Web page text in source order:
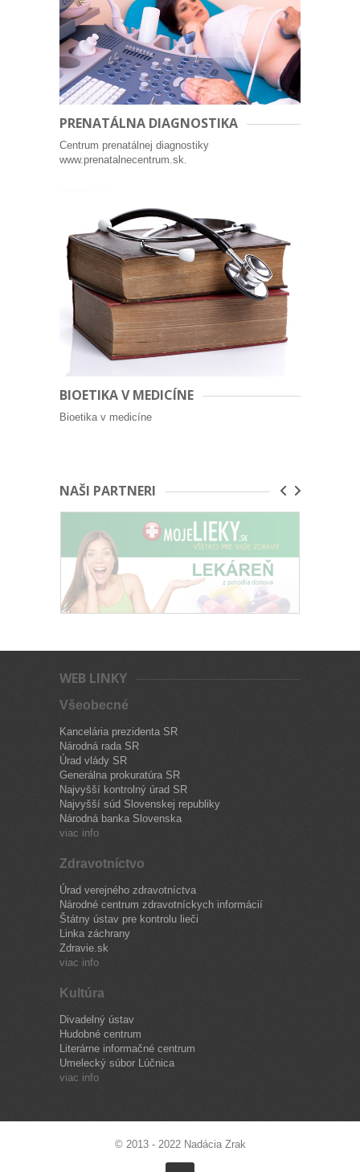
PRENATÁLNA DIAGNOSTIKA
Centrum prenatálnej diagnostiky
www.prenatalnecentrum.sk.
BIOETIKA V MEDICÍNE
Bioetika v medicíne
NAŠI PARTNERI
WEB LINKY
Všeobecné
Kancelária prezidenta SR
Národná rada SR
Úrad vlády SR
Generálna prokuratúra SR
Najvyšší kontrolný úrad SR
Najvyšší súd Slovenskej republiky
Národná banka Slovenska
viac info
Zdravotníctvo
Úrad verejného zdravotníctva
Národné centrum zdravotníckych informácií
Štátny ústav pre kontrolu lieči
Linka záchrany
Zdravie.sk
viac info
Kultúra
Divadelný ústav
Hudobné centrum
Literárne informačné centrum
Umelecký súbor Lúčnica
viac info
© 2013 - 2022 Nadácia Zrak